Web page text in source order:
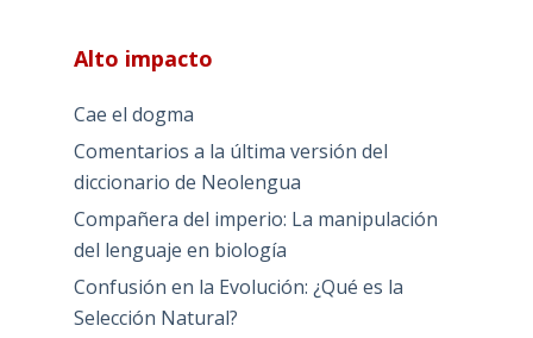
Alto impacto
Cae el dogma
Comentarios a la última versión del
diccionario de Neolengua
Compañera del imperio: La manipulación
del lenguaje en biología
Confusión en la Evolución: ¿Qué es la
Selección Natural?